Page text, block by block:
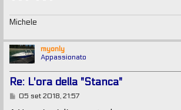
Michele
myonly
Appassionato
Re: L'ora della "Stanca"
M
05 set 2018, 21:57